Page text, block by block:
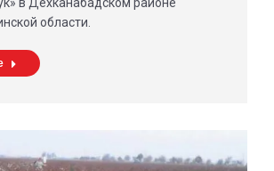
в Дехканабадском районе
области.